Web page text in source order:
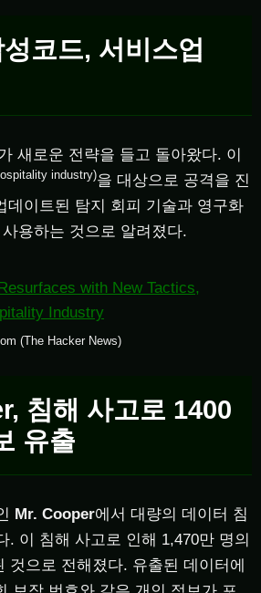
코드, 서비스업
새로운 전략을 들고 돌아왔다. 이
industry)을 대상으로 공격을 진
데이트된 탐지 회피 기술과 영구화
용하는 것으로 알려졌다.
with New Tactics,
Industry
(The Hacker News)
침해 사고로 1400
유출
Mr. Cooper에서 대량의 데이터 침
. 이 침해 사고로 인해 1,470만 명의
것으로 전해졌다. 유출된 데이터에